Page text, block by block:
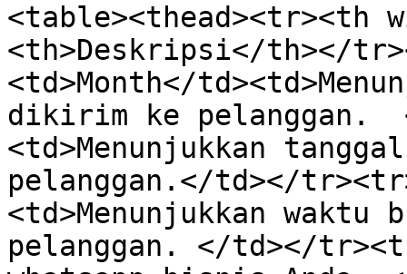
<table><thead><tr><th
<th>Deskripsi</th></
<td>Month</
dikirim ke pelanggan.
<td>Menunjukkan
pelanggan.</td></
<td>Menunjukkan
pelanggan. </td></